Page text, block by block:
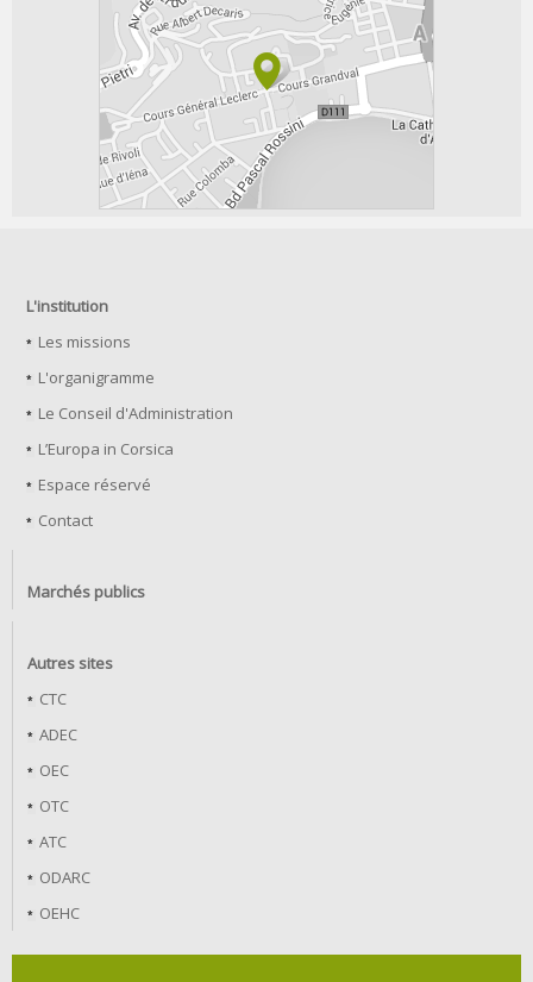
L'institution
Les missions
L'organigramme
Le Conseil d'Administration
L’Europa in Corsica
Espace réservé
Contact
Marchés publics
Autres sites
CTC
ADEC
OEC
OTC
ATC
ODARC
OEHC